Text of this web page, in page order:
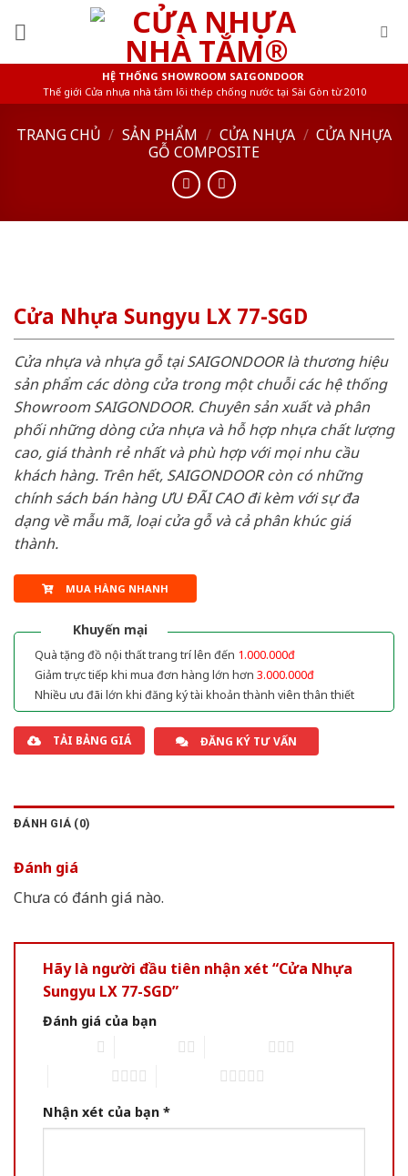
HỆ THỐNG SHOWROOM SAIGONDOOR
Thế giới Cửa nhựa nhà tắm lõi thép chống nước tại Sài Gòn từ 2010
TRANG CHỦ / SẢN PHẨM / CỬA NHỰA / CỬA NHỰA
GỖ COMPOSITE
Cửa Nhựa Sungyu LX 77-SGD
Cửa nhựa và nhựa gỗ tại SAIGONDOOR là thương hiệu
sản phẩm các dòng cửa trong một chuỗi các hệ thống
Showroom SAIGONDOOR. Chuyên sản xuất và phân
phối những dòng cửa nhựa và hỗ hợp nhựa chất lượng
cao, giá thành rẻ nhất và phù hợp với mọi nhu cầu
khách hàng. Trên hết, SAIGONDOOR còn có những
chính sách bán hàng ƯU ĐÃI CAO đi kèm với sự đa
dạng về mẫu mã, loại cửa gỗ và cả phân khúc giá
thành.
MUA HÀNG NHANH
Khuyến mại
Quà tặng đồ nội thất trang trí lên đến 1.000.000đ
Giảm trực tiếp khi mua đơn hàng lớn hơn 3.000.000đ
Nhiều ưu đãi lớn khi đăng ký tài khoản thành viên thân thiết
TẢI BẢNG GIÁ ĐĂNG KÝ TƯ VẤN
ĐÁNH GIÁ (0)
Đánh giá
Chưa có đánh giá nào.
Hãy là người đầu tiên nhận xét “Cửa Nhựa
Sungyu LX 77-SGD”
Đánh giá của bạn
Nhận xét của bạn *